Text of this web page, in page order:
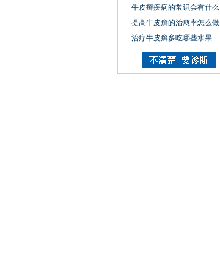
牛皮癣疾病的常识会有什么
提高牛皮癣的治愈率怎么做
治疗牛皮癣多吃哪些水果